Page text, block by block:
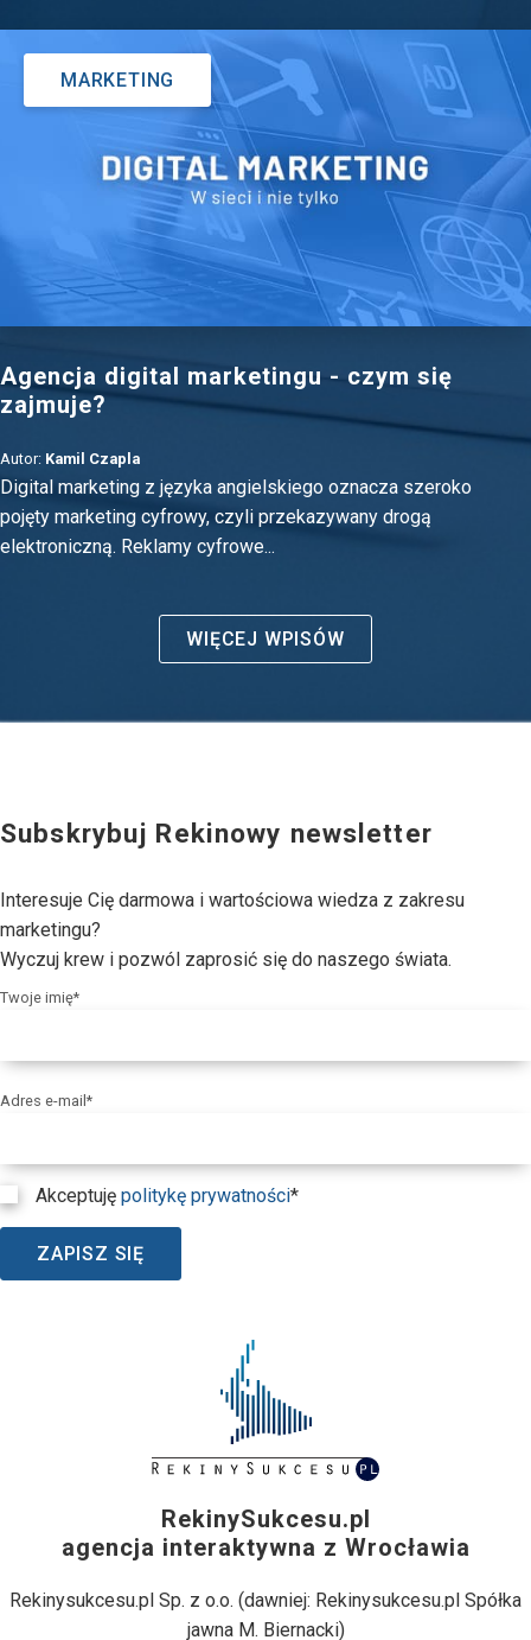
MARKETING
Agencja digital marketingu - czym się
zajmuje?
Autor: Kamil Czapla
Digital marketing z języka angielskiego oznacza szeroko
pojęty marketing cyfrowy, czyli przekazywany drogą
elektroniczną. Reklamy cyfrowe...
WIĘCEJ WPISÓW
Subskrybuj Rekinowy newsletter
Interesuje Cię darmowa i wartościowa wiedza z zakresu
marketingu?
Wyczuj krew i pozwól zaprosić się do naszego świata.
Twoje imię*
Adres e-mail*
Akceptuję politykę prywatności*
ZAPISZ SIĘ
RekinySukcesu.pl
agencja interaktywna z Wrocławia
Rekinysukcesu.pl Sp. z o.o. (dawniej: Rekinysukcesu.pl Spółka
jawna M. Biernacki)